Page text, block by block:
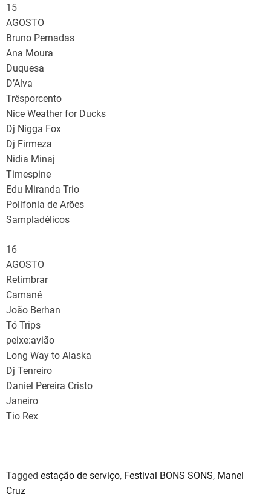
15
AGOSTO
Bruno Pernadas
Ana Moura
Duquesa
D’Alva
Trêsporcento
Nice Weather for Ducks
Dj Nigga Fox
Dj Firmeza
Nidia Minaj
Timespine
Edu Miranda Trio
Polifonia de Arões
Sampladélicos
16
AGOSTO
Retimbrar
Camané
João Berhan
Tó Trips
peixe:avião
Long Way to Alaska
Dj Tenreiro
Daniel Pereira Cristo
Janeiro
Tio Rex
Tagged estação de serviço, Festival BONS SONS, Manel
Cruz